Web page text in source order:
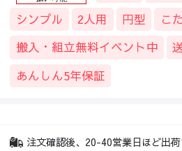
シンプル
2人用 円型
こ
搬入・組立無料イベント中
あんしん5年保証
注文確認後、20-40営業日ほど出荷